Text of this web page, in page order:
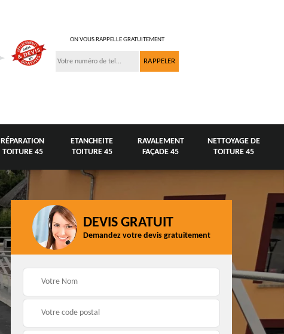
ON VOUS RAPPELLE GRATUITEMENT
RÉPARATION
TOITURE 45
ETANCHEITE
TOITURE 45
RAVALEMENT
FAÇADE 45
NETTOYAGE DE
TOITURE 45
Pose nettoyage
gouttière 45
Réparation toiture 45
DEVIS GRATUIT
Demandez votre devis gratuitement